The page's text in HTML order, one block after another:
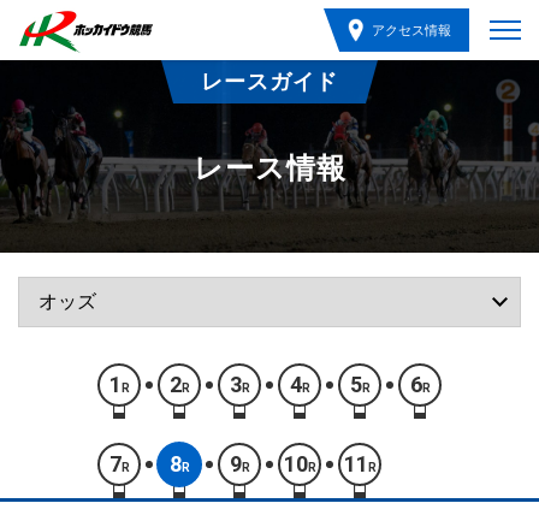
アクセス情報
レースガイド
レース情報
1 R 2R 3R 4R 5R 6R
7 R 8R 9R 10R 11 R